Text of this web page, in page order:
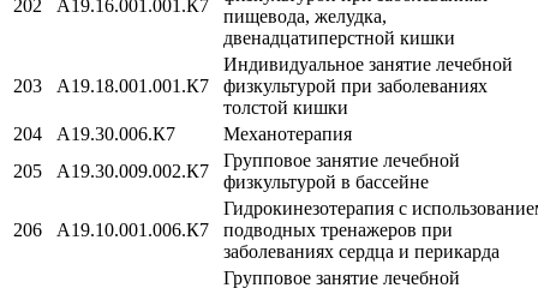
202 A19.16.001.001.К7
пищевода, желудка,
двенадцатиперстной кишки
203 A19.18.001.001.К7
Индивидуальное занятие лечебной
физкультурой при заболеваниях
толстой кишки
204
A19.30.006.К7
Механотерапия
205
A19.30.009.002.К7
Групповое занятие лечебной
физкультурой в бассейне
206 A19.10.001.006.К7
Гидрокинезотерапия с
подводных тренажеров при
заболеваниях сердца и перикарда
Групповое занятие лечебной